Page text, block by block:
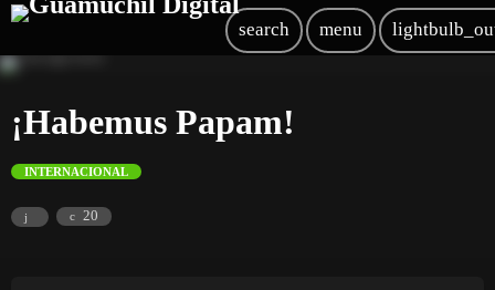
search menu
¡Habemus Papam!
INTERNACIONAL
20